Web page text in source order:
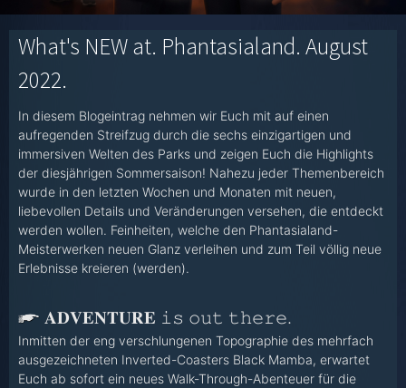
What's NEW at. Phantasialand. August
2022.
In diesem Blogeintrag nehmen wir Euch mit auf einen
aufregenden Streifzug durch die sechs einzigartigen und
immersiven Welten des Parks und zeigen Euch die Highlights
der diesjährigen Sommersaison! Nahezu jeder Themenbereich
wurde in den letzten Wochen und Monaten mit neuen,
liebevollen Details und Veränderungen versehen, die entdeckt
werden wollen. Feinheiten, welche den Phantasialand-
Meisterwerken neuen Glanz verleihen und zum Teil völlig neue
Erlebnisse kreieren (werden).
𝐀𝐃𝐕𝐄𝐍𝐓𝐔𝐑𝐄 𝚒𝚜 𝚘𝚞𝚝 𝚝𝚑𝚎𝚛𝚎.
Inmitten der eng verschlungenen Topographie des mehrfach
ausgezeichneten Inverted-Coasters Black Mamba, erwartet
Euch ab sofort ein neues Walk-Through-Abenteuer für die